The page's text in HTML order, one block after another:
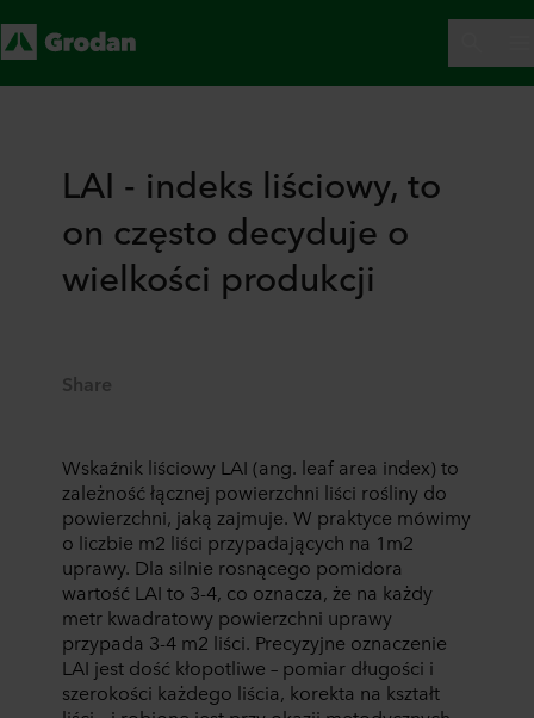
LAI - indeks liściowy, to
on często decyduje o
wielkości produkcji
Share
Wskaźnik liściowy LAI (ang. leaf area index) to
zależność łącznej powierzchni liści rośliny do
powierzchni, jaką zajmuje. W praktyce mówimy
o liczbie m2 liści przypadających na 1m2
uprawy. Dla silnie rosnącego pomidora
wartość LAI to 3-4, co oznacza, że na każdy
metr kwadratowy powierzchni uprawy
przypada 3-4 m2 liści. Precyzyjne oznaczenie
LAI jest dość kłopotliwe – pomiar długości i
szerokości każdego liścia, korekta na kształt